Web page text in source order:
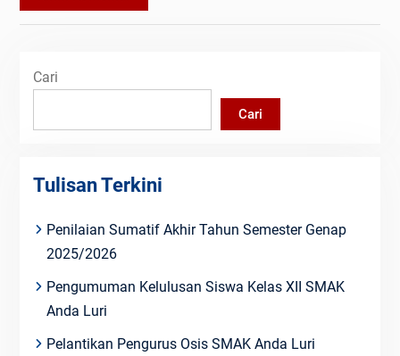
Cari
Cari
Tulisan Terkini
Penilaian Sumatif Akhir Tahun Semester Genap
2025/2026
Pengumuman Kelulusan Siswa Kelas XII SMAK
Anda Luri
Pelantikan Pengurus Osis SMAK Anda Luri